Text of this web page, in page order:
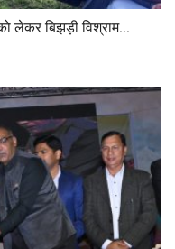
लेकर बिझड़ी विश्राम...